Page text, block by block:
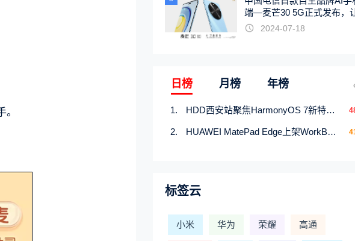
端—麦芒30 5G正式发布，
触手可及2024-07-18
日榜 月榜 年榜
HDD西安站聚焦HarmonyOS 7新特性，解锁从互联到智能的应用开发新范式
HUAWEI MatePad Edge上架WorkBuddy鸿蒙PC版，说话就能干活的AI办公搭子
标签云
小米 华为 荣耀 高通